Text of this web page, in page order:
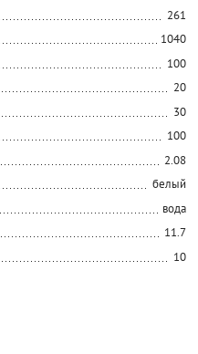
261
1040
100
20
30
100
2.08
белый
вода
11.7
10